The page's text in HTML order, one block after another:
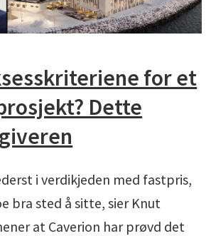
for et
Dette
i verdikjeden med fastpris,
bra sted å sitte, sier Knut
at Caverion har prøvd det